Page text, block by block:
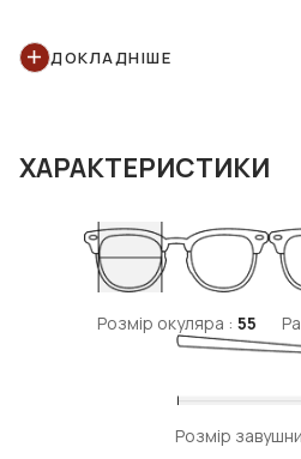
ДОКЛАДНІШЕ
ХАРАКТЕРИСТИКИ
Розмір окуляра : 55
Розмір